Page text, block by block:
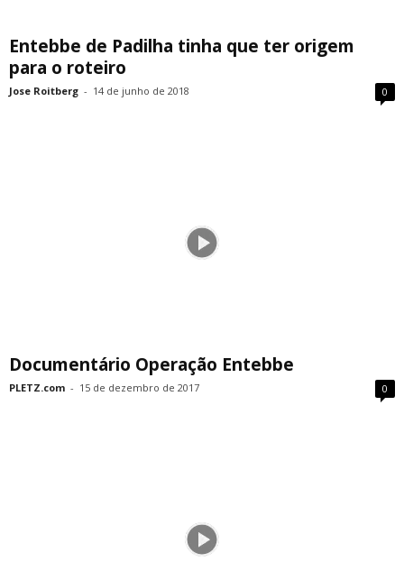
Entebbe de Padilha tinha que ter origem
para o roteiro
Jose Roitberg - 14 de junho de 2018 0
Documentário Operação Entebbe
PLETZ.com - 15 de dezembro de 2017 0